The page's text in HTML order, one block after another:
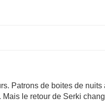
Patrons de boites de nuits
le retour de Serki